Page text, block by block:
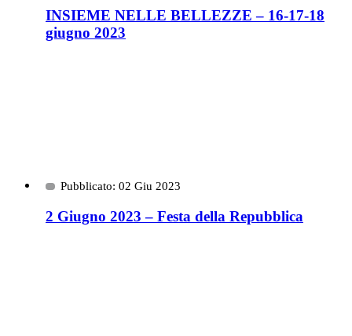
INSIEME NELLE BELLEZZE – 16-17-18
giugno 2023
Pubblicato: 02 Giu 2023
2 Giugno 2023 – Festa della Repubblica